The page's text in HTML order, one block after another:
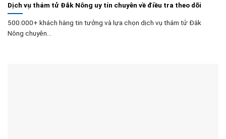
Dịch vụ thám tử Đắk Nông uy tín chuyên về điều tra theo dõi
500.000+ khách hàng tin tưởng và lựa chọn dịch vụ thám tử Đắk
Nông chuyên...